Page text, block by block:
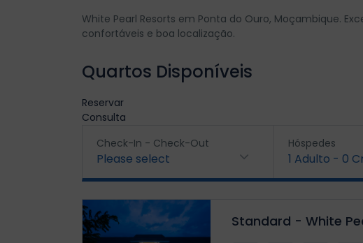
White Pearl Resorts em Ponta do Ouro, Moçambique.
confortáveis e boa localização.
Quartos Disponíveis
Reservar
Consulta
Check-In - Check-Out
Please select
Hóspedes
1 Adulto - 0
Standard - White